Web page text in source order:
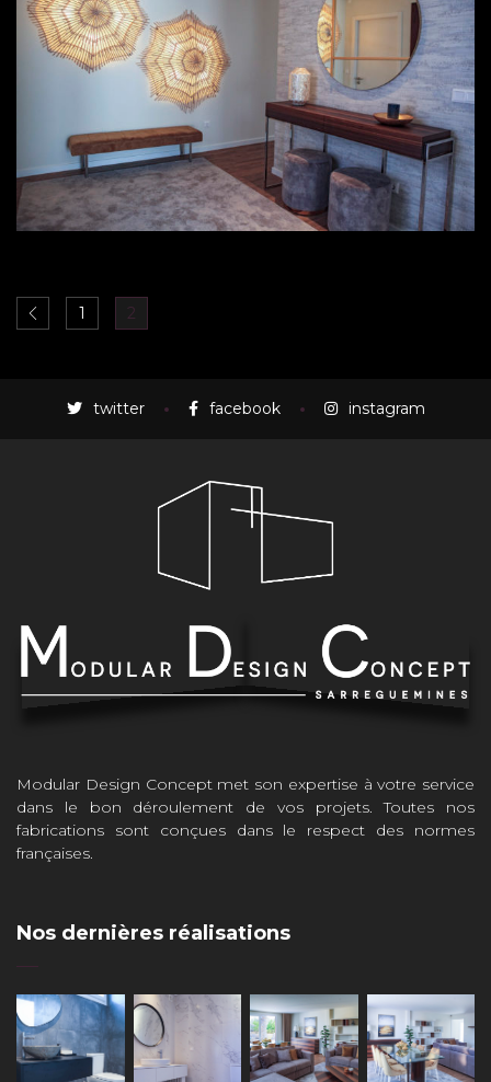
1 2
twitter facebook instagram
Modular Design Concept met son expertise à votre service
dans le bon déroulement de vos projets. Toutes nos
fabrications sont conçues dans le respect des normes
françaises.
Nos dernières réalisations